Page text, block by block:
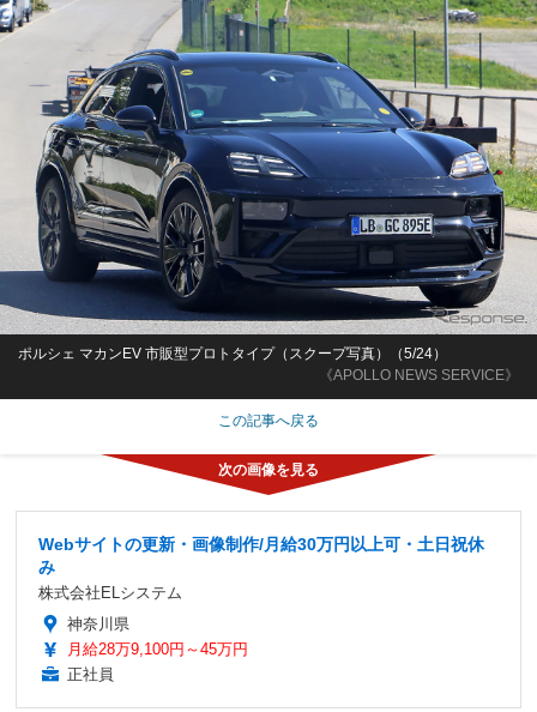
《APOLLO NEWS SERVICE》
ポルシェ マカンEV 市販型プロトタイプ（スクープ写真）（5/24）
この記事へ戻る
Webサイトの更新・画像制作/月給30万円以上可・土日祝休
み
株式会社ELシステム
神奈川県
月給28万9,100円～45万円
正社員